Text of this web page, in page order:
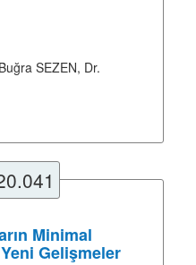
SEZEN, Dr.
Minimal
Gelişmeler